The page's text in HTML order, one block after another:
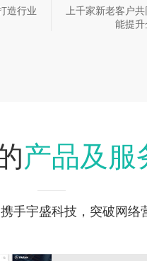
造行业
上千家新老客户
能提升
产品及服
手宇盛科技，突破网络